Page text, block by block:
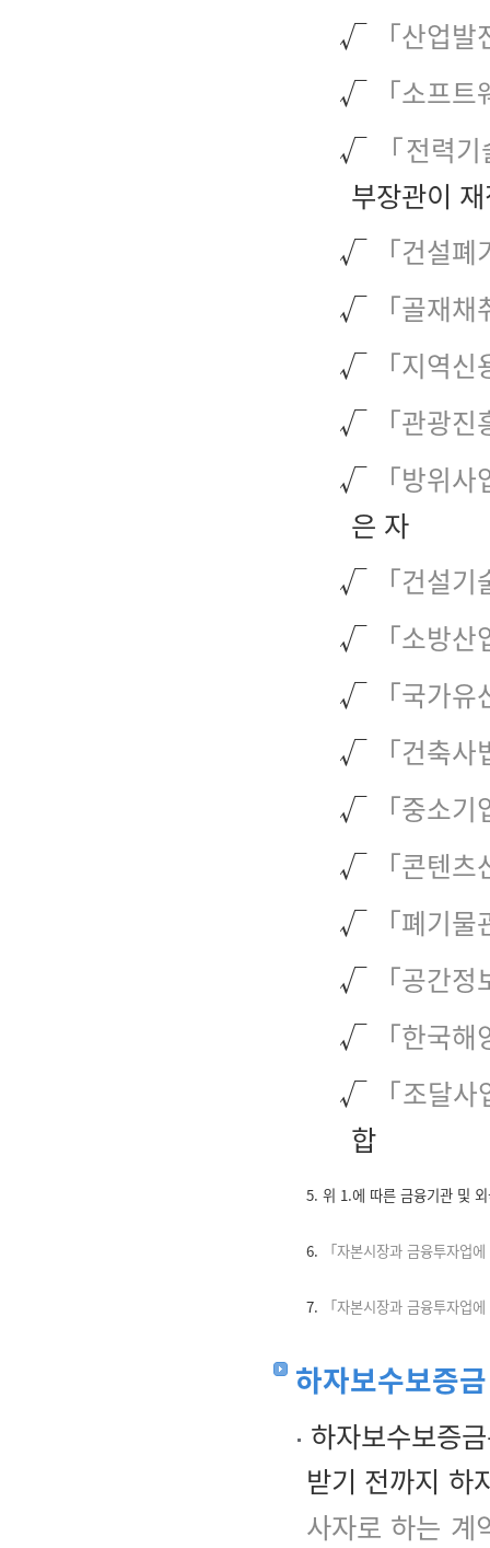
√ 「산업
√ 「소프
√
「전력
부장관이
√ 「건설
√ 「골재
√ 「지역
√ 「관광
√ 「방위
은 자
√ 「건설
√ 「소방
√ 「국가
√ 「건축
√ 「중소
√ 「콘텐
√ 「폐기
√ 「공간
√ 「한국
√ 「조달
합
5. 위 1.에 따른 금융기관 및
6. 「자본시장과 금융투자업
7. 「자본시장과 금융투자업
하자보수보증
하자보수보증
받기 전까지 하
사자로 하는 계